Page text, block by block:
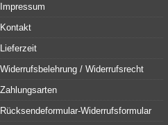
Impressum
Kontakt
Lieferzeit
Widerrufsbelehrung / Widerrufsrecht
Zahlungsarten
Rücksendeformular-Widerrufsformular